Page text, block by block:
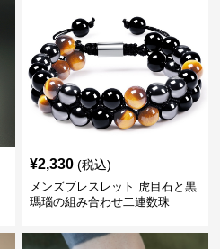
¥2,330 (税込)
メンズブレスレット 虎目石と黒
瑪瑙の組み合わせ二連数珠